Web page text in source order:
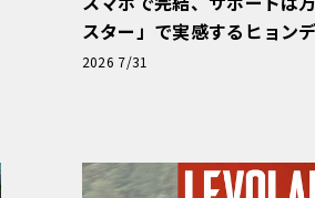
スター」で実感するヒョン
【第1回・ヒョンデ6つの疑
2026 7/31